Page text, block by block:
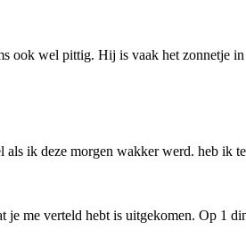
ook wel pittig. Hij is vaak het zonnetje
ik deze morgen wakker werd. heb ik
me verteld hebt is uitgekomen. Op 1